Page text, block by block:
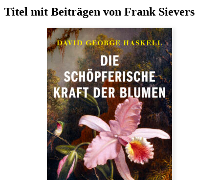
Titel mit Beiträgen von Frank Sievers